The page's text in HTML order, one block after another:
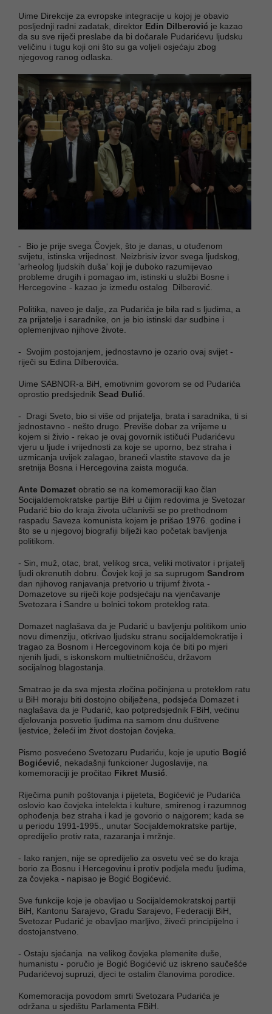
Uime Direkcije za evropske integracije u kojoj je obavio
posljednji radni zadatak, direktor Edin Dilberović je kazao
da su sve riječi preslabe da bi dočarale Pudarićevu ljudsku
veličinu i tugu koji oni što su ga voljeli osjećaju zbog
njegovog ranog odlaska.
- Bio je prije svega Čovjek, što je danas, u otuđenom
svijetu, istinska vrijednost. Neizbrisiv izvor svega ljudskog,
'arheolog ljudskih duša' koji je duboko razumijevao
probleme drugih i pomagao im, istinski u službi Bosne i
Hercegovine - kazao je između ostalog Dilberović.
Politika, naveo je dalje, za Pudarića je bila rad s ljudima, a
za prijatelje i saradnike, on je bio istinski dar sudbine i
oplemenjivao njihove živote.
- Svojim postojanjem, jednostavno je ozario ovaj svijet -
riječi su Edina Dilberovića.
Uime SABNOR-a BiH, emotivnim govorom se od Pudarića
oprostio predsjednik Sead Đulić
- Dragi Sveto, bio si više od prijatelja, brata i saradnika, ti si
jednostavno - nešto drugo. Previše dobar za vrijeme u
kojem si živio - rekao je ovaj govornik ističući Pudarićevu
vjeru u ljude i vrijednosti za koje se uporno, bez straha i
uzmicanja uvijek zalagao, braneći vlastite stavove da je
sretnija Bosna i Hercegovina zaista moguća.
Ante Domazet obratio se na komemoraciji kao član
Socijaldemokratske partije BiH u čijim redovima je Svetozar
Pudarić bio do kraja života učlanivši se po prethodnom
raspadu Saveza komunista kojem je prišao 1976. godine i
što se u njegovoj biografiji bilježi kao početak bavljenja
politikom.
- Sin, muž, otac, brat, velikog srca, veliki motivator i prijatelj
ljudi okrenutih dobru. Čovjek koji je sa suprugom Sandrom
dan njihovog ranjavanja pretvorio u trijumf života -
Domazetove su riječi koje podsjećaju na vjenčavanje
Svetozara i Sandre u bolnici tokom proteklog rata.
Domazet naglašava da je Pudarić u bavljenju politikom unio
novu dimenziju, otkrivao ljudsku stranu socijaldemokratije i
tragao za Bosnom i Hercegovinom koja će biti po mjeri
njenih ljudi, s iskonskom multietničnošću, državom
socijalnog blagostanja.
Smatrao je da sva mjesta zločina počinjena u proteklom ratu
u BiH moraju biti dostojno obilježena, podsjeća Domazet i
naglašava da je Pudarić, kao potpredsjednik FBiH, većinu
djelovanja posvetio ljudima na samom dnu duštvene
ljestvice, želeći im život dostojan čovjeka.
Pismo posvećeno Svetozaru Pudariću, koje je uputio Bogić
Bogićević , nekadašnji funkcioner Jugoslavije, na
komemoraciji je pročitao Fikret Musić
Riječima punih poštovanja i pijeteta, Bogićević je Pudarića
oslovio kao čovjeka intelekta i kulture, smirenog i razumnog
ophođenja bez straha i kad je govorio o najgorem; kada se
u periodu 1991-1995., unutar Socijaldemokratske partije,
opredijelio protiv rata, razaranja i mržnje.
- Iako ranjen, nije se opredijelio za osvetu već se do kraja
borio za Bosnu i Hercegovinu i protiv podjela među ljudima,
za čovjeka - napisao je Bogić Bogićević.
Sve funkcije koje je obavljao u Socijaldemokratskoj partiji
BiH, Kantonu Sarajevo, Gradu Sarajevo, Federaciji BiH,
Svetozar Pudarić je obavljao marljivo, živeći principijelno i
dostojanstveno.
- Ostaju sjećanja na velikog čovjeka plemenite duše,
humanistu - poručio je Bogić Bogićević uz iskreno saučešće
Pudarićevoj supruzi, djeci te ostalim članovima porodice.
Komemoracija povodom smrti Svetozara Pudarića je
održana u sjedištu Parlamenta FBiH.